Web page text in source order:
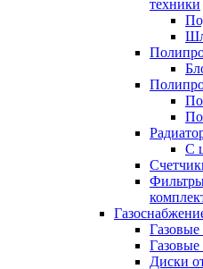
техники
С
Диски